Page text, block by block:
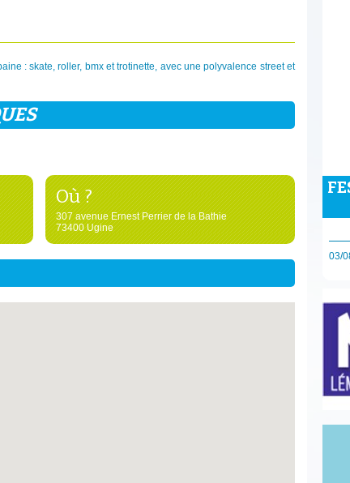
: skate, roller, bmx et trotinette, avec une polyvalence street et
Où ?
307 avenue Ernest Perrier de la Bathie
73400 Ugine
03/